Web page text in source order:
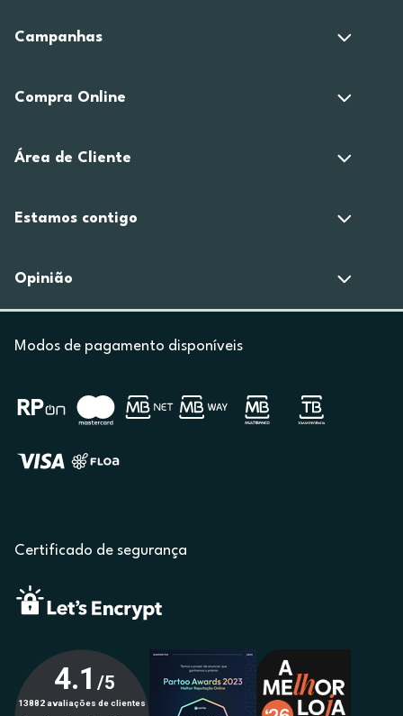
Campanhas
Compra Online
Área de Cliente
Estamos contigo
Opinião
Modos de pagamento disponíveis
Certificado de segurança